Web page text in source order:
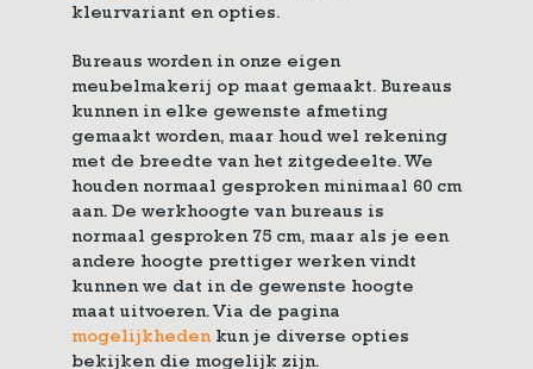
kleurvariant en opties.
Bureaus worden in onze eigen
meubelmakerij op maat gemaakt. Bureaus
kunnen in elke gewenste afmeting
gemaakt worden, maar houd wel rekening
met de breedte van het zitgedeelte. We
houden normaal gesproken minimaal 60 cm
aan. De werkhoogte van bureaus is
normaal gesproken 75 cm, maar als je een
andere hoogte prettiger werken vindt
kunnen we dat in de gewenste hoogte
maat uitvoeren. Via de pagina
mogelijkhedenkun je diverse opties
bekijken die mogelijk zijn.